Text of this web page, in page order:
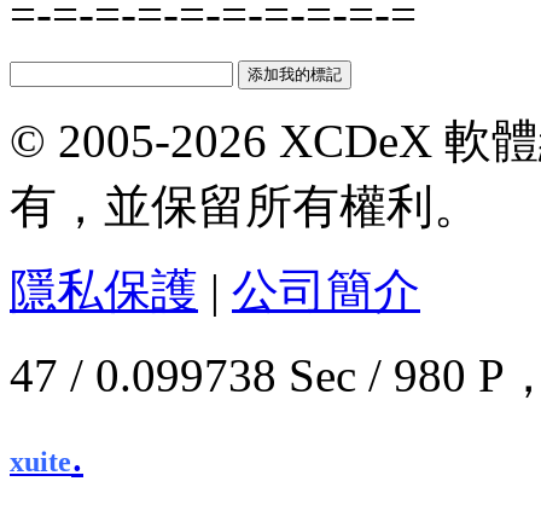
=-=-=-=-=-=-=-=-=-=
© 2005-2026 XCDeX 軟
有，並保留所有權利。
隱私保護 | 公司簡介
47 / 0.099738 Sec / 980
xuite.